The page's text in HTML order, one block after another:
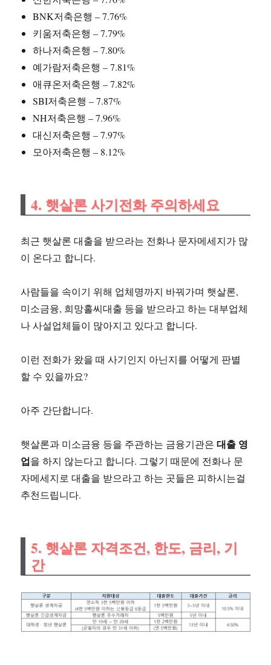
BNK저축은행 – 7.76%
키움저축은행 – 7.79%
하나저축은행 – 7.80%
예가람저축은행 – 7.81%
애큐온저축은행 – 7.82%
SBI저축은행 – 7.87%
NH저축은행 – 7.96%
대신저축은행 – 7.97%
모아저축은행 – 8.12%
4. 햇살론 사기전화 주의하세요
최근 햇살론 대출을 받으라는 전화나 문자메세지가 많
이 온다고 합니다.
사람들을 속이기 위해 업체명까지 바꿔가며 햇살론,
미소금융, 희망홀씨대출 등을 받으라고 하는 대부업체
나 사설업체들이 많아지고 있다고 합니다.
이런 전화가 왔을 때 사기인지 아닌지를 어떻게 판별
할 수 있을까요?
아주 간단합니다.
햇살론과 미소금융 등을 주관하는 금융기관은대출 영
업을 하지 않는다고 합니다. 그렇기 때문에 전화나 문
자메세지로 대출을 받으라고 하는 곳들은 피하시는걸
추천드립니다.
5. 햇살론 자격조건, 한도, 금리, 기
간